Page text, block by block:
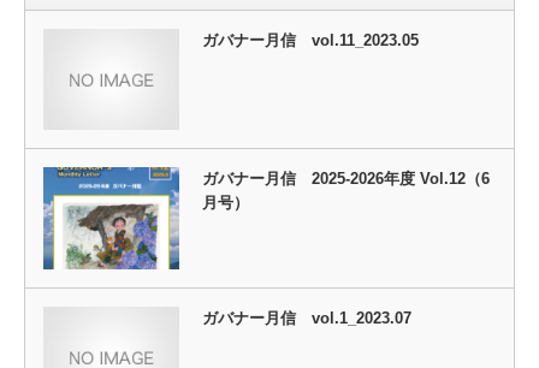
ガバナー月信 vol.11_2023.05
ガバナー月信 2025-2026年度 Vol.12（6
月号）
ガバナー月信 vol.1_2023.07